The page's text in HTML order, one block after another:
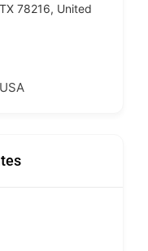
78216, United